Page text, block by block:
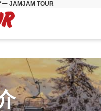
ー JAMJAM TOUR